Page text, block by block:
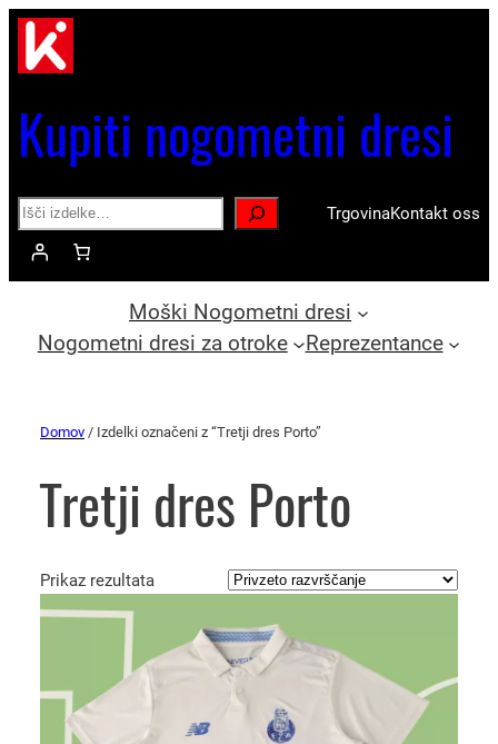
Kupiti nogometni dresi
Search TrgovinaKontakt oss
Moški Nogometni dresi
Nogometni dresi za otroke
Reprezentance
Domov / Izdelki označeni z “Tretji dres Porto”
Tretji dres Porto
Prikaz rezultata